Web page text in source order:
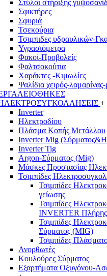
Στύλοι στήριξης
Σφικτήρες
Σφυριά
Τσεκούρια
Τσιμπιδες υδραυλικών-
Υγρασιόμετρα
Φακοί-Προβολείς
Φαλτσοκούτια
Χαράκτες -Κιμωλίες
Ψαλίδια χειρός-
+
Inverter
Ηλεκτροδίου
Πλάσμα Κοπής Μετάλλου
Inverter Mig
Inverter Tig
Argon-Σύρματος (Mig)
Μάσκες Προστασίας
Τσιμπίδες
Τσιμπίδες
γείωσης
Τσιμπίδες
INVERTER Πλήρης
Τσιμπίδες
Σύρματος (MIG)
Τσιμπίδες
Ανορθωτές
Κουλούρες Σύρματος
Εξαρτήματα Οξυγόνου-